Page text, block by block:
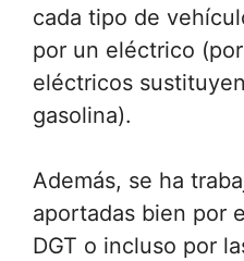
cada tipo de
por un eléctrico
eléctricos
gasolina).
Además, se ha
aportadas bien por
DGT o incluso por